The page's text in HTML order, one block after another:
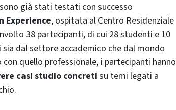
già stati testati con successo
Experience, ospitata al Centro Residenziale
38 partecipanti, di cui 28 studenti e 10
dal settore accademico che dal mondo
quello professionale, i partecipanti hanno
casi studio concretisu temi legati a